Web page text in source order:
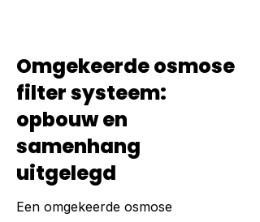
Omgekeerde osmose
filter systeem:
opbouw en
samenhang
uitgelegd
Een omgekeerde osmose